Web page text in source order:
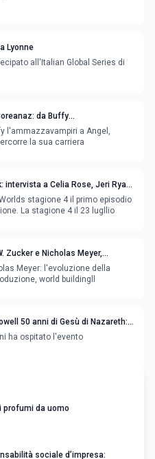
Lyonne
all'Italian Global Series di
da Buffy
Angel, Bones e SEAL Team
l'ammazzavampiri a Angel,
la sua carriera
intervista a Celia Rose, Jeri Ryan,
Mount
stagione 4 il primo episodio
La stagione 4 il 23 lugllio
Zucker e Nicholas Meyer,
internazionale
Meyer: l'evoluzione della
serialità tra scrittura, produzione, world buildingll
50 anni di Gesù di Nazareth:
ha ospitato l'evento
profumi da uomo
sociale d’impresa: